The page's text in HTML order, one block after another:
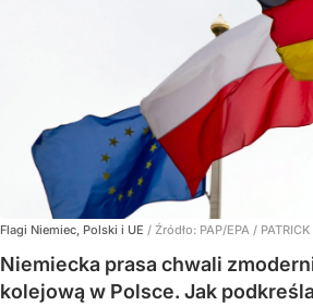
Flagi Niemiec, Polski i UE / Źródło: PAP/EPA /
Niemiecka prasa chwali
kolejową w Polsce. Jak